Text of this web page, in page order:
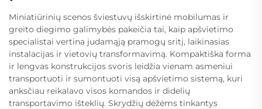
Miniatiūrinių scenos šviestuvų išskirtinė mobilumas ir
greito diegimo galimybės pakeičia tai, kaip apšvietimo
specialistai vertina judamąją pramogų sritį, laikinasias
instalacijas ir vietovių transformavimą. Kompaktiška forma
ir lengvas konstrukcijos svoris leidžia vienam asmeniui
transportuoti ir sumontuoti visą apšvietimo sistemą, kuri
anksčiau reikalavo visos komandos ir didelių
transportavimo išteklių. Skrydžių dėžėms tinkantys